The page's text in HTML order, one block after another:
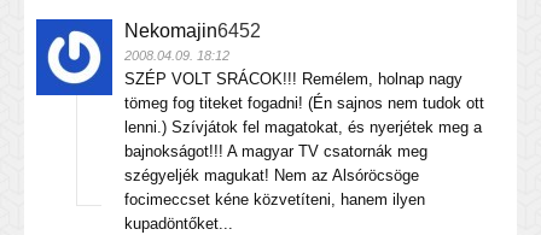
Nekomajin6452
2008.04.09. 18:12
SZÉP VOLT SRÁCOK!!! Remélem, holnap nagy
tömeg fog titeket fogadni! (Én sajnos nem tudok ott
lenni.) Szívjátok fel magatokat, és nyerjétek meg a
bajnokságot!!! A magyar TV csatornák meg
szégyeljék magukat! Nem az Alsóröcsöge
focimeccset kéne közvetíteni, hanem ilyen
kupadöntőket...